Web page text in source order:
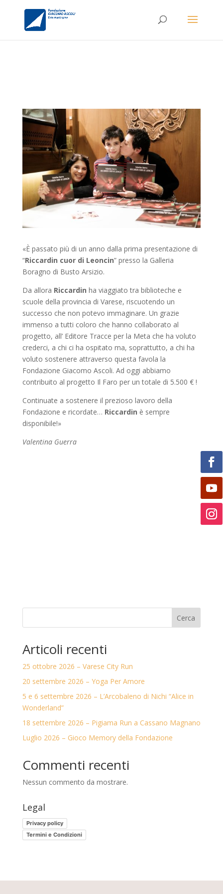
«È passato più di un anno dalla prima presentazione di
“Riccardin cuor di Leoncin” presso la Galleria
Boragno di Busto Arsizio.
Da allora Riccardin ha viaggiato tra biblioteche e
scuole della provincia di Varese, riscuotendo un
successo che non potevo immaginare. Un grazie
immenso a tutti coloro che hanno collaborato al
progetto, all’ Editore Tracce per la Meta che ha voluto
crederci, a chi ci ha ospitato ma, soprattutto, a chi ha
voluto sostenere attraverso questa favola la
Fondazione Giacomo Ascoli. Ad oggi abbiamo
contribuito al progetto Il Faro per un totale di 5.500 € !
Continuate a sostenere il prezioso lavoro della
Fondazione e ricordate… Riccardin è sempre
disponibile!»
Valentina Guerra
Cerca
Articoli recenti
25 ottobre 2026 – Varese City Run
20 settembre 2026 – Yoga Per Amore
5 e 6 settembre 2026 – L’Arcobaleno di Nichi “Alice in
Wonderland”
18 settembre 2026 – Pigiama Run a Cassano Magnano
Luglio 2026 – Gioco Memory della Fondazione
Commenti recenti
Nessun commento da mostrare.
Legal
Privacy policy
Termini e Condizioni